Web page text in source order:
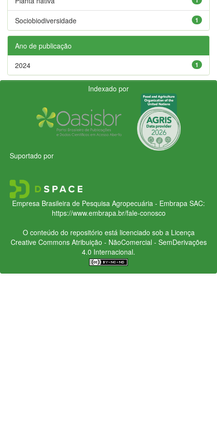
1
Sociobiodiversidade
Ano de publicação
1
2024
Indexado por
Suportado por
Empresa Brasileira de Pesquisa Agropecuária - Embrapa SAC:
https://www.embrapa.br/fale-conosco
O conteúdo do repositório está licenciado sob a Licença
Creative CommonsAtribuição - NãoComercial - SemDerivações
4.0 Internacional.